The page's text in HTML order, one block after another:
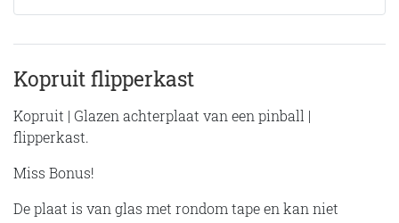
Kopruit flipperkast
Kopruit | Glazen achterplaat van een pinball |
flipperkast.
Miss Bonus!
De plaat is van glas met rondom tape en kan niet